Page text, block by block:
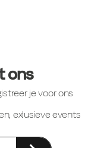
ons
je voor ons
exlusieve events